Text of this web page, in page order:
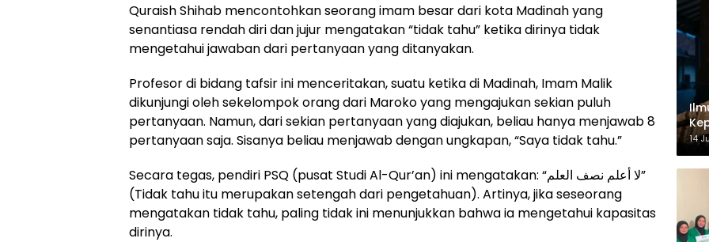
Quraish Shihab mencontohkan seorang imam besar dari kota Madinah yang
senantiasa rendah diri dan jujur mengatakan “tidak tahu” ketika dirinya tidak
mengetahui jawaban dari pertanyaan yang ditanyakan.
Profesor di bidang tafsir ini menceritakan,suatu ketika di Madinah, Imam Malik
dikunjungi oleh sekelompok orang dari Maroko yang mengajukan sekian puluh
pertanyaan. Namun, dari sekian pertanyaan yang diajukan, beliau hanya menjawab 8
pertanyaan saja. Sisanya beliau menjawab dengan ungkapan, “Saya tidak tahu.”
Secara tegas, pendiri PSQ (pusat Studi Al-Qur’an) ini mengatakan: “لا أعلم نصف العلم”
(Tidak tahu itu merupakan setengah dari pengetahuan). Artinya, jika seseorang
mengatakan tidak tahu, paling tidak ini menunjukkan bahwa ia mengetahui kapasitas
dirinya.
14